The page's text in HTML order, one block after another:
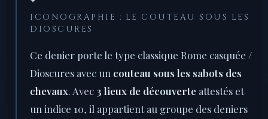
ICONOGRAPHIE : LE COUTEAU SOUS LES
DIOSCURES
Ce denier porte le type classique Rome casquée /
Dioscures avec un couteau sous les sabots des
chevaux. Avec 3 lieux de découverte attestés et
un indice 10, il appartient au groupe des deniers